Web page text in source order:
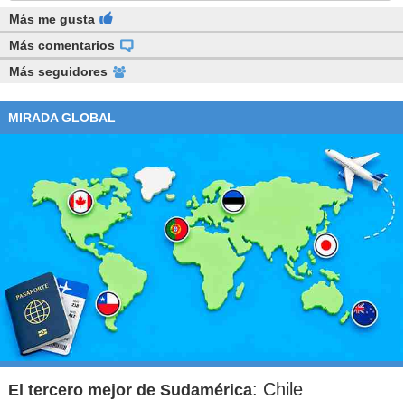
Más me gusta
Más comentarios
Más seguidores
MIRADA GLOBAL
El tercero mejor de Sudamérica: Chile